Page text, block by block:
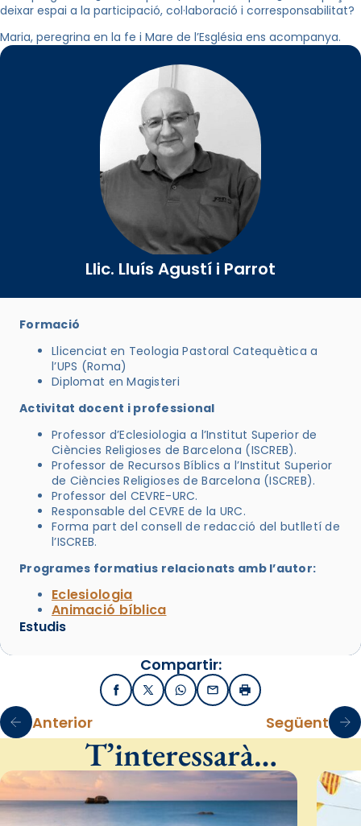
deixar espai a la participació, col·laboració i corresponsabilitat?
Maria, peregrina en la fe i Mare de l’Església ens acompanya.
Llic. Lluís Agustí i Parrot
Formació
Llicenciat en Teologia Pastoral Catequètica a
l’UPS (Roma)
Diplomat en Magisteri
Activitat docent i professional
Professor d’Eclesiologia a l’Institut Superior de
Ciències Religioses de Barcelona (ISCREB).
Professor de Recursos Bíblics a l’Institut Superior
de Ciències Religioses de Barcelona (ISCREB).
Professor del CEVRE-URC.
Responsable del CEVRE de la URC.
Forma part del consell de redacció del butlletí de
l’ISCREB.
Programes formatius relacionats amb l’autor:
Eclesiologia
Animació bíblica
Estudis
Compartir:
FacebookX / TwitterWhatsApp
EmailImprimir
Anterior Següent
T’interessarà…